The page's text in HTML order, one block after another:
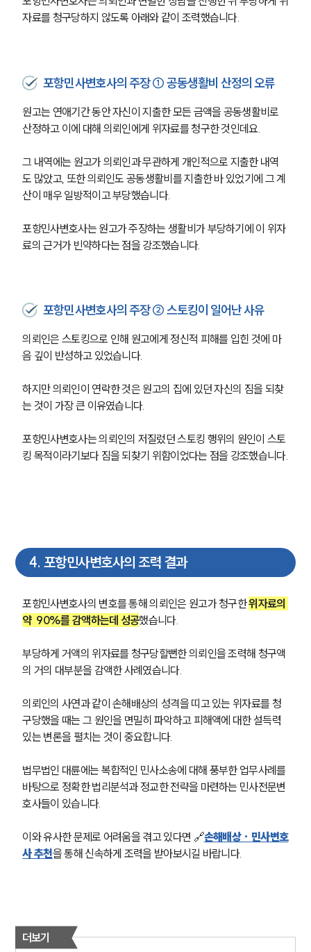
자료를 청구당하지 않도록 아래와 같이 조력했습니다.
포항민사변호사의 주장 ① 공동생활비 산정의 오류
원고는 연애기간 동안 자신이 지출한 모든 금액을 공동생활비로
산정하고 이에 대해 의뢰인에게 위자료를 청구한 것인데요.
그 내역에는 원고가 의뢰인과 무관하게 개인적으로 지출한 내역
도 많았고, 또한 의뢰인도 공동생활비를 지출한 바 있었기에 그 계
산이 매우 일방적이고 부당했습니다.
포항민사변호사는 원고가 주장하는 생활비가 부당하기에 이 위자
료의 근거가 빈약하다는 점을 강조했습니다.
포항민사변호사의 주장 ② 스토킹이 일어난 사유
의뢰인은 스토킹으로 인해 원고에게 정신적 피해를 입힌 것에 마
음 깊이 반성하고 있었습니다.
하지만 의뢰인이 연락한 것은 원고의 집에 있던 자신의 짐을 되찾
는 것이 가장 큰 이유였습니다.
포항민사변호사는 의뢰인의 저질렀던 스토킹 행위의 원인이 스토
킹 목적이라기보다 짐을 되찾기 위함이었다는 점을 강조했습니다.
4. 포항민사변호사의 조력 결과
포항민사변호사의 변호를 통해 의뢰인은 원고가 청구한 위자료의
약  90%를 감액하는데 성공했습니다.
부당하게 거액의 위자료를 청구당할뻔한 의뢰인을 조력해 청구액
의 거의 대부분을 감액한 사례였습니다.
의뢰인의 사연과 같이 손해배상의 성격을 띠고 있는 위자료를 청
구당했을 때는 그 원인을 면밀히 파악하고 피해액에 대한 설득력
있는 변론을 펼치는 것이 중요합니다.
법무법인 대륜에는 복합적인 민사소송에 대해 풍부한 업무사례를
바탕으로 정확한 법리분석과 정교한 전략을 마련하는 민사전문변
호사들이 있습니다.
이와 유사한 문제로 어려움을 겪고 있다면 🔗손해배상 · 민사변호
사 추천을 통해 신속하게 조력을 받아보시길 바랍니다.
더보기